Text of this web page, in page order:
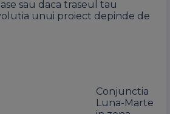
sau daca traseul tau
unui proiect depinde de
Conjunctia
Luna-Marte